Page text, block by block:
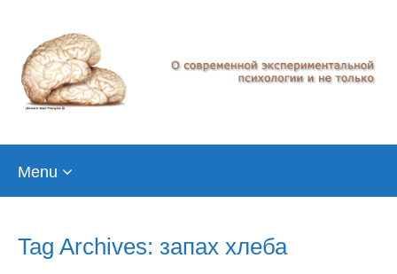
Menu
Tag Archives: запах хлеба